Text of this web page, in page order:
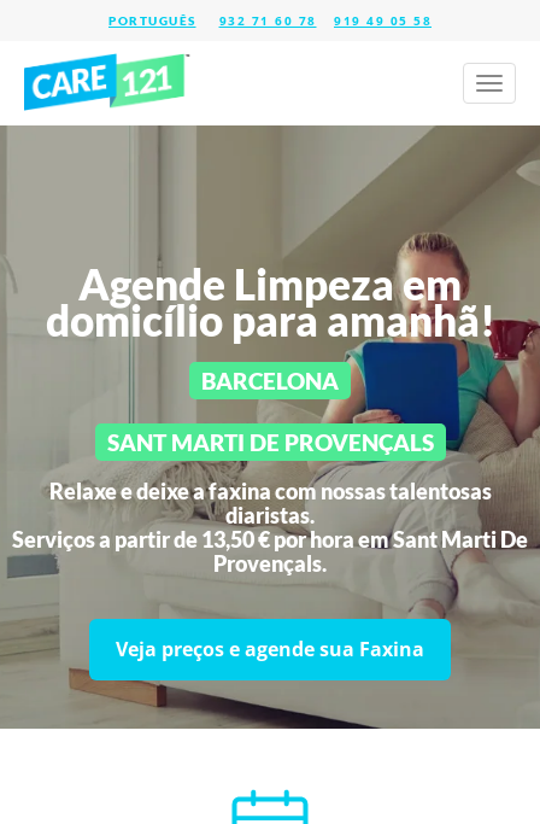
932 71 60 78 919 49 05 58
Toggle
Agende Limpeza em
domicílio para amanhã!
BARCELONA
SANT MARTI DE PROVENÇALS
Relaxe e deixe a faxina com nossas talentosas
diaristas.
Serviços a partir de 13,50 € por hora emSant Marti De
Provençals.
Veja preços e agende sua Faxina